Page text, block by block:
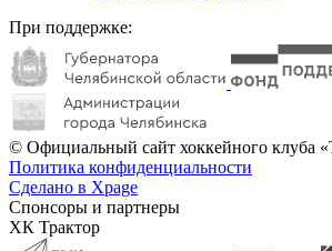
При поддержке:
© Официальный сайт хоккейного клуба
Политика конфиденциальности
Сделано в Xpage
Спонсоры и партнеры
ХК Трактор